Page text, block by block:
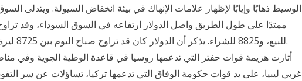
غربي ليبيا، على يد قوات حكومة الوفاق التي تدعمها تركيا، تساؤلات عن سر